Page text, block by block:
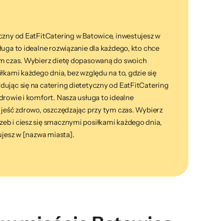
od EatFitCatering w Batowice, inwestujesz w
to idealne rozwiązanie dla każdego, kto chce
czas. Wybierz dietę dopasowaną do swoich
każdego dnia, bez względu na to, gdzie się
się na catering dietetyczny od EatFitCatering
i komfort. Nasza usługa to idealne
zdrowo, oszczędzając przy tym czas. Wybierz
i ciesz się smacznymi posiłkami każdego dnia,
w [nazwa miasta].